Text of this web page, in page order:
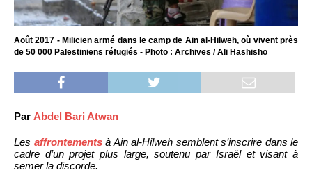
Août 2017 - Milicien armé dans le camp de Ain al-Hilweh, où vivent près
de 50 000 Palestiniens réfugiés - Photo : Archives / Ali Hashisho
Par Abdel Bari Atwan
Les affrontementsà Ain al-Hilweh semblent s’inscrire dans le
cadre d’un projet plus large, soutenu par Israël et visant à
semer la discorde.